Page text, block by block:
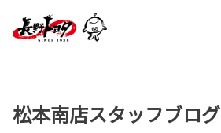
松本南店スタッフブログ